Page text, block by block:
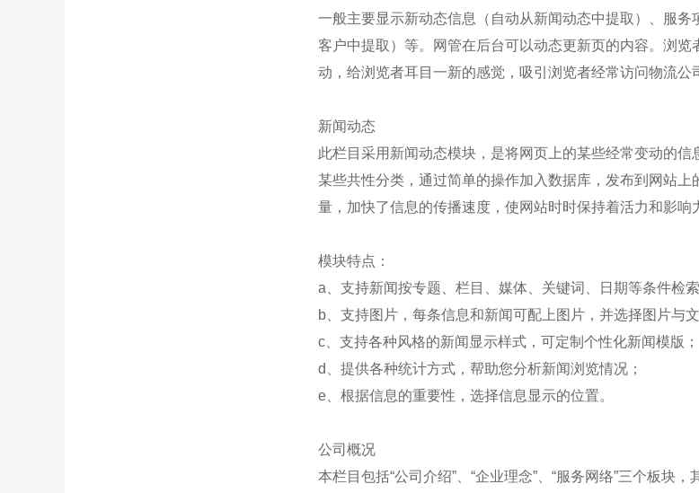
一般主要显示新动态信息（自动从新闻动态中提取）、服
客户中提取）等。网管在后台可以动态更新页的内容。浏
动，给浏览者耳目一新的感觉，吸引浏览者经常访问物流公
新闻动态
此栏目采用新闻动态模块，是将网页上的某些经常变动的
某些共性分类，通过简单的操作加入数据库，发布到网站
量，加快了信息的传播速度，使网站时时保持着活力和影响
模块特点：
a、支持新闻按专题、栏目、媒体、关键词、日期等条件检索
b、支持图片，每条信息和新闻可配上图片，并选择图片与
c、支持各种风格的新闻显示样式，可定制个性化新闻模版；
d、提供各种统计方式，帮助您分析新闻浏览情况；
e、根据信息的重要性，选择信息显示的位置。
公司概况
本栏目包括“公司介绍”、“企业理念”、“服务网络”三个板块